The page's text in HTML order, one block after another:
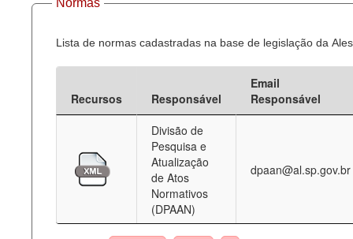
Normas
Lista de normas cadastradas na base de legislação da
Recursos Responsável
Email
Responsável
Divisão de
Pesquisa e
Atualização
de Atos
Normativos
(DPAAN)
dpaan@al.sp.gov.br